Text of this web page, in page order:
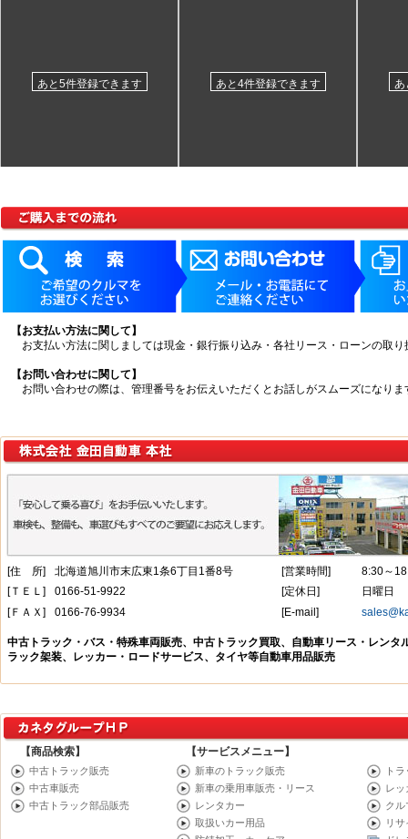
あと5件登録できます あと4件登録できます あ
【商品検索】
中古トラック販売
中古車販売
中古トラック部品販売
【サービスメニュー】
新車のトラック販売
新車の乗用車販売・リース
レンタカー
取扱いカー用品
ト
レッ
クル
リ